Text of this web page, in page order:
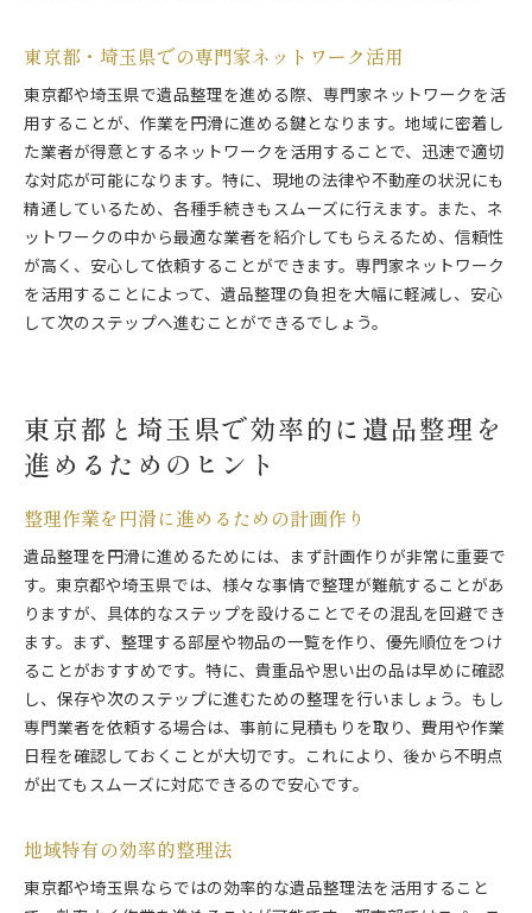
東京都・埼玉県での専門家ネットワーク活用
東京都や埼玉県で遺品整理を進める際、専門家ネットワークを活
用することが、作業を円滑に進める鍵となります。地域に密着し
た業者が得意とするネットワークを活用することで、迅速で適切
な対応が可能になります。特に、現地の法律や不動産の状況にも
精通しているため、各種手続きもスムーズに行えます。また、ネ
ットワークの中から最適な業者を紹介してもらえるため、信頼性
が高く、安心して依頼することができます。専門家ネットワーク
を活用することによって、遺品整理の負担を大幅に軽減し、安心
して次のステップへ進むことができるでしょう。
東京都と埼玉県で効率的に遺品整理を
進めるためのヒント
整理作業を円滑に進めるための計画作り
遺品整理を円滑に進めるためには、まず計画作りが非常に重要で
す。東京都や埼玉県では、様々な事情で整理が難航することがあ
りますが、具体的なステップを設けることでその混乱を回避でき
ます。まず、整理する部屋や物品の一覧を作り、優先順位をつけ
ることがおすすめです。特に、貴重品や思い出の品は早めに確認
し、保存や次のステップに進むための整理を行いましょう。もし
専門業者を依頼する場合は、事前に見積もりを取り、費用や作業
日程を確認しておくことが大切です。これにより、後から不明点
が出てもスムーズに対応できるので安心です。
地域特有の効率的整理法
東京都や埼玉県ならではの効率的な遺品整理法を活用すること